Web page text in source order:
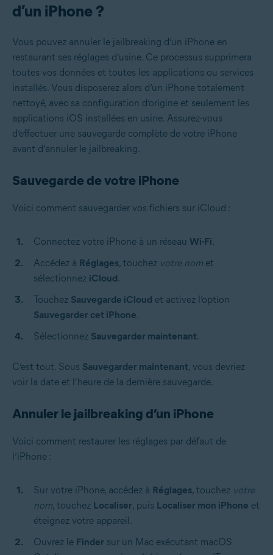
d’un iPhone ?
Vous pouvez annuler le jailbreaking d’un iPhone en
restaurant ses réglages d’usine. Ce processus supprimera
toutes vos données et toutes les applications ou services
installés. Vous disposerez alors d’un iPhone totalement
nettoyé, avec sa configuration d’origine et seulement les
applications iOS installées en usine. Assurez-vous
d’effectuer une sauvegarde complète de votre iPhone
avant d’annuler le jailbreaking.
Sauvegarde de votre iPhone
Voici comment sauvegarder vos fichiers sur iCloud :
Connectez votre iPhone à un réseau Wi-Fi.
Accédez à Réglages, touchez votre nom et
sélectionnez iCloud.
Touchez Sauvegarde iCloud et activez l’option
Sauvegarder cet iPhone.
Sélectionnez Sauvegarder maintenant.
C’est tout. Sous Sauvegarder maintenant, vous devriez
voir la date et l’heure de la dernière sauvegarde.
Annuler le jailbreaking d’un iPhone
Voici comment restaurer les réglages par défaut de
l’iPhone :
Sur votre iPhone, accédez à Réglages, touchez votre
nom, touchez Localiser, puis Localiser mon iPhone et
éteignez votre appareil.
Ouvrez le Finder sur un Mac exécutant macOS